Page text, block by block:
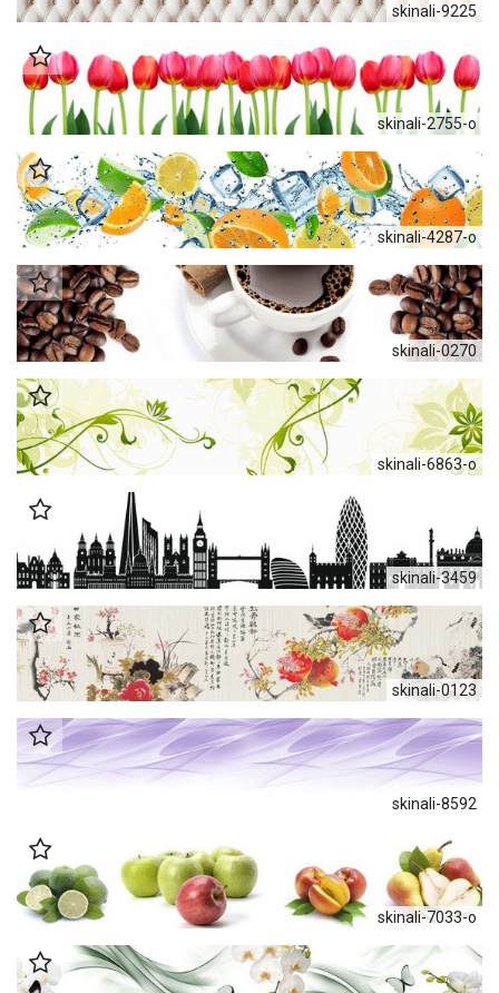
skinali-9225
skinali-2755-o
skinali-4287-o
skinali-0270
skinali-6863-o
skinali-3459
skinali-0123
skinali-8592
skinali-7033-o